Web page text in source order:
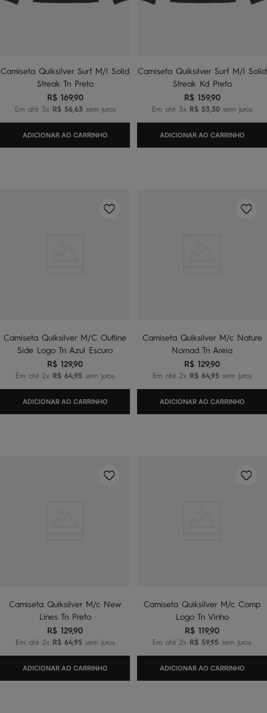
Camiseta Quiksilver Surf M/l Solid
Streak Tn Preto
R$ 169,90
Em até 3x R$ 56, 63 sem juros
ADICIONAR AO CARRINHO
Camiseta Quiksilver Surf M/l Solid
Streak Kd Preto
R$ 159,90
Em até 3x R$ 53 30sem juros
ADICIONAR AO CARRINHO
Camiseta Quiksilver M/C Outline
Side Logo Tn Azul Escuro
R$ 129,90
Em até 2x R$ 64,95 sem juros
ADICIONAR AO CARRINHO
Camiseta Quiksilver M/c Nature
Nomad Tn Areia
R$ 129,90
Em até 2x R$ 64,95 sem juros
ADICIONAR AO CARRINHO
Camiseta Quiksilver M/c New
Lines Tn Preto
R$ 129,90
Em até 2x R$ 64,95 sem juros
ADICIONAR AO CARRINHO
Camiseta Quiksilver M/c Comp
Logo Tn Vinho
R$ 119,90
Em até 2x R$ 59,95 sem juros
ADICIONAR AO CARRINHO